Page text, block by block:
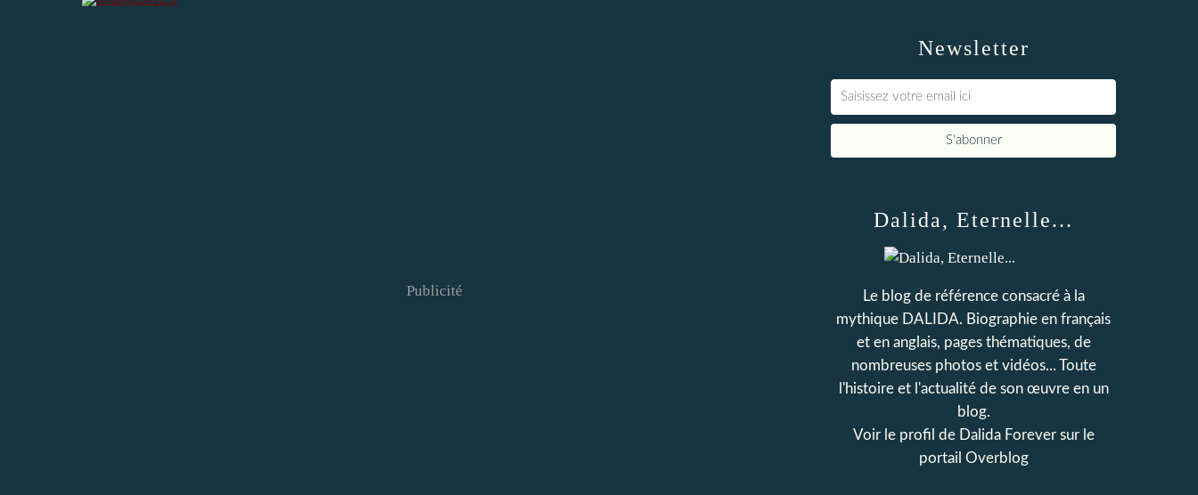
Publicité
Newsletter
Dalida, Eternelle...
Le blog de référence consacré à la
mythique DALIDA. Biographie en français
et en anglais, pages thématiques, de
nombreuses photos et vidéos... Toute
l'histoire et l'actualité de son œuvre en un
blog.
Voir le profil de Dalida Foreversur le
portail Overblog